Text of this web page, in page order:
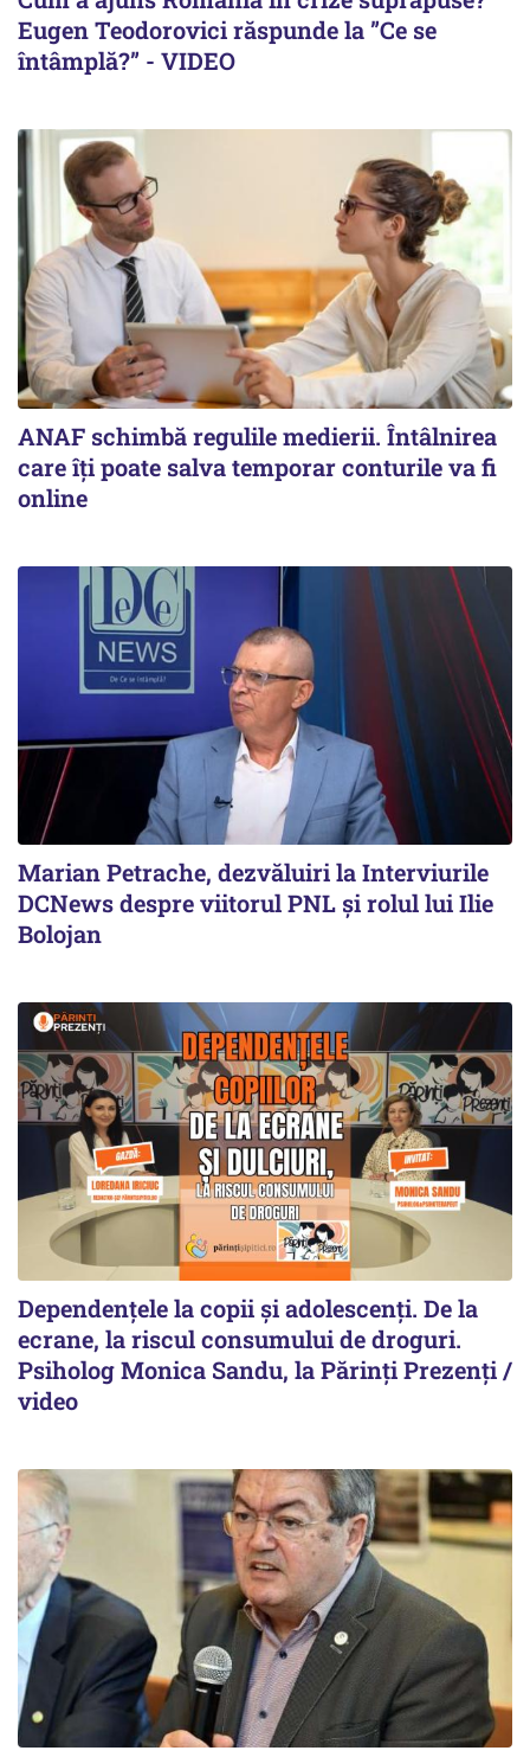
Eugen Teodorovici răspunde la ”Ce se
întâmplă?” - VIDEO
ANAF schimbă regulile medierii. Întâlnirea
care îți poate salva temporar conturile va fi
online
Marian Petrache, dezvăluiri la Interviurile
DCNews despre viitorul PNL și rolul lui Ilie
Bolojan
Dependențele la copii și adolescenți. De la
ecrane, la riscul consumului de droguri.
Psiholog Monica Sandu, la Părinți Prezenți /
video